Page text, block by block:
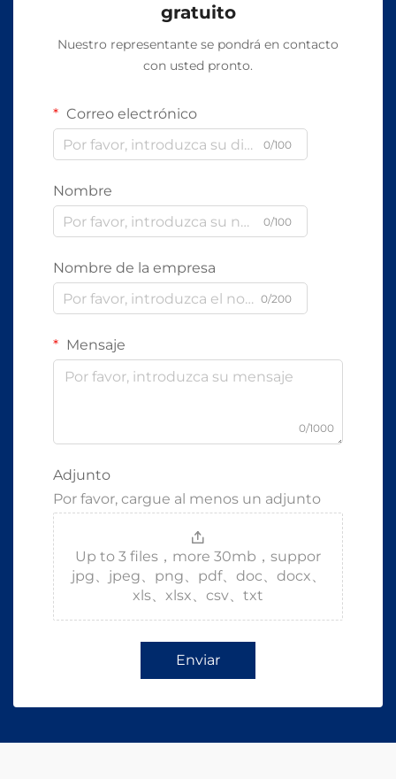
gratuito
Nuestro representante se pondrá en contacto
con usted pronto.
Correo electrónico
0/100
Nombre
0/100
Nombre de la empresa
0/200
Mensaje
0/1000
Adjunto
Por favor, cargue al menos un adjunto
Up to 3 files，more 30mb，suppor
jpg、jpeg、png、pdf、doc、docx、
xls、xlsx、csv、txt
Enviar